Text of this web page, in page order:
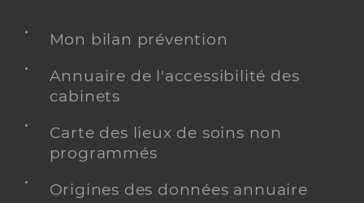
Mon bilan prévention
Annuaire de l'accessibilité des
cabinets
Carte des lieux de soins non
programmés
Origines des données annuaire